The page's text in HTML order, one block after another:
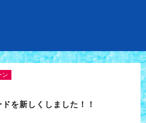
ン
を新しくしました！！